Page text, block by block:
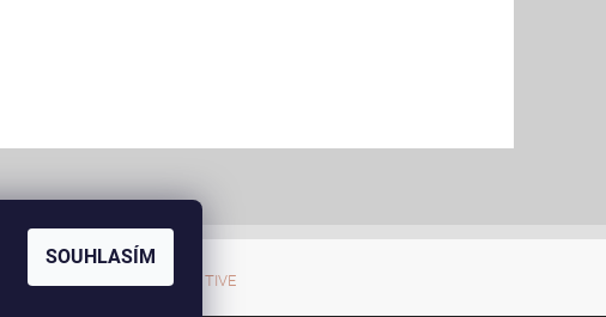
skryté zárubně AKTIVE EMOTIVE
SOUHLASÍM